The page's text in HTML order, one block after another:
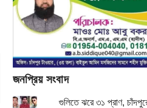
জনপ্রিয় সংবাদ
গুলিতে ঝরে ৩১ প্রাণ,